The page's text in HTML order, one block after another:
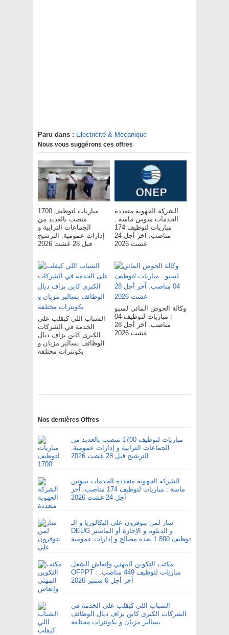
Paru dans : Electricité & Mécanique
Nous vous suggérons ces offres
مباريات لتوظيف 1700
منصب بالعديد من
الجماعات الترابية و
إدارات عمومية. الترشيح
قبل 28 غشت 2026
الشركة الجهوية متعددة
الخدمات سوس ماسة :
مباريات لتوظيف 174
مناصب. آخر أجل 24
غشت 2026
الشباب اللي كيقلب على
الخدمة في الشركات
الكبرى كاين بزاف ديال
الوظائف بسالير مزيان و
بكونترات مختلفة
وكالة الحوض المائي لسبو
: مباريات لتوظيف 04
مناصب. آخر أجل 28
غشت 2026
Nos dernières Offres
مباريات لتوظيف 1700 منصب بالعديد من
الجماعات الترابية و إدارات عمومية.
الترشيح قبل 28 غشت 2026
الشركة الجهوية متعددة الخدمات سوس
ماسة : مباريات لتوظيف 174 مناصب. آخر
أجل 24 غشت 2026
سار لمن يتوفرون على البكالوريا و الـ
DEUG و الدبلوم و الإجازة أو الماستر
توظيف 1.800 بعدة مصالح و إدارات عمومية
مكتب التكوين المهني وإنعاش الشغل
OFPPT : مباريات لتوظيف 449 مناصب.
آخر أجل 6 شتنبر 2026
الشباب اللي كيقلب على الخدمة في
الشركات الكبرى كاين بزاف ديال الوظائف
بسالير مزيان و بكونترات مختلفة